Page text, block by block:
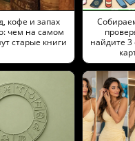
кофе и запах
чем на самом
старые книги
найдите